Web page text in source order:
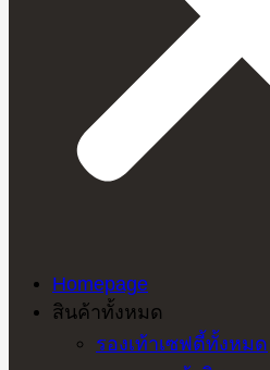
Homepage
สินค้าทั้งหมด
รองเท้าเซฟตี้ทั้งหมด